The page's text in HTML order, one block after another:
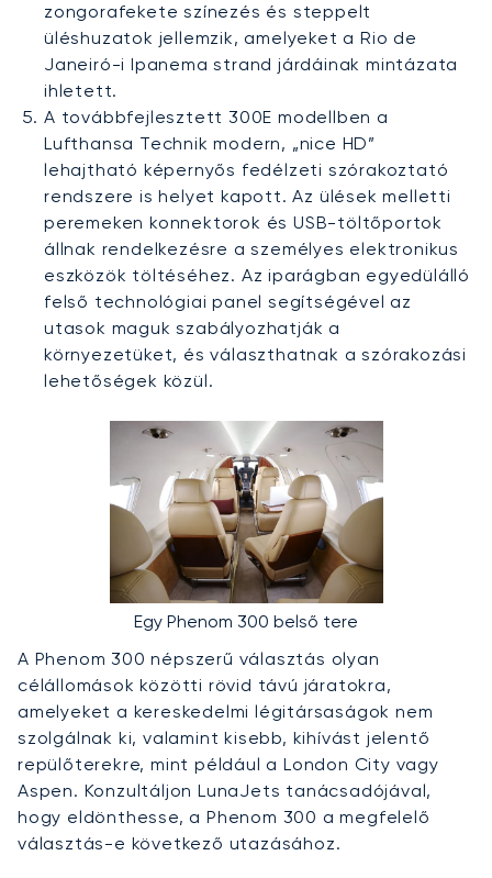
zongorafekete színezés és steppelt
üléshuzatok jellemzik, amelyeket a Rio de
Janeiró-i Ipanema strand járdáinak mintázata
ihletett.
A továbbfejlesztett 300E modellben a
Lufthansa Technik modern, „nice HD”
lehajtható képernyős fedélzeti szórakoztató
rendszere is helyet kapott. Az ülések melletti
peremeken konnektorok és USB-töltőportok
állnak rendelkezésre a személyes elektronikus
eszközök töltéséhez. Az iparágban egyedülálló
felső technológiai panel segítségével az
utasok maguk szabályozhatják a
környezetüket, és választhatnak a szórakozási
lehetőségek közül.
Egy Phenom 300 belső tere
A Phenom 300 népszerű választás olyan
célállomások közötti rövid távú járatokra,
amelyeket a kereskedelmi légitársaságok nem
szolgálnak ki, valamint kisebb, kihívást jelentő
repülőterekre, mint például a London City vagy
Aspen. Konzultáljon LunaJets tanácsadójával,
hogy eldönthesse, a Phenom 300 a megfelelő
választás-e következő utazásához.